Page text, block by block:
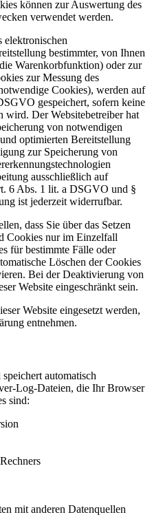
können zur Auswertung des
verwendet werden.
elektronischen
bestimmter, von Ihnen
Warenkorbfunktion) oder zur
zur Messung des
Cookies), werden auf
gespeichert, sofern keine
wird. Der Websitebetreiber hat
von notwendigen
optimierten Bereitstellung
zur Speicherung von
ausschließlich auf
6 Abs. 1 lit. a DSGVO und §
ist jederzeit widerrufbar.
dass Sie über das Setzen
Cookies nur im Einzelfall
für bestimmte Fälle oder
Löschen der Cookies
Bei der Deaktivierung von
Website eingeschränkt sein.
Website eingesetzt werden,
entnehmen.
automatisch
Log-Dateien, die Ihr Browser
sind:
mit anderen Datenquellen